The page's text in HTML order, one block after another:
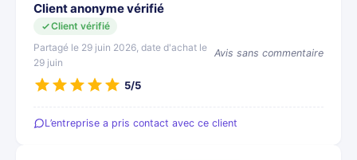
Client anonyme vérifié
Client vérifié
Partagé le 29 juin 2026, date d'achat le
29 juin
Avis sans commentaire
5/5
L’entreprise a pris contact avec ce client